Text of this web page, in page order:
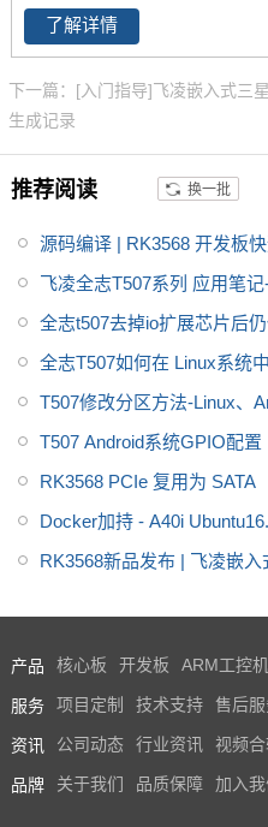
国产化高性能处理器，瑞芯微RK
3568芯片是一款定位中高端的通
一款定位中高端的通用型SoC，
NPU达到1Tops，飞凌RK3568系
格书_datasheet_数据手册_原理
了解详情
下一篇：[入门指导]飞凌嵌入式三
生成记录
推荐阅读 换一批
源码编译 | RK3568 开发板
飞凌全志T507系列 应用笔
全志t507去掉io扩展芯片后
全志T507如何在 Linux系统
自启-飞凌知识库
T507修改分区方法-Linux、
T507 Android系统GPIO配置
RK3568 PCIe 复用为 SATA
Docker加持 - A40i
RK3568新品发布 | 飞凌嵌
产品 核心板 开发板 ARM工控机
服务 项目定制 技术支持 售后服
资讯 公司动态 行业资讯 视频
品牌 关于我们 品质保障 加入我